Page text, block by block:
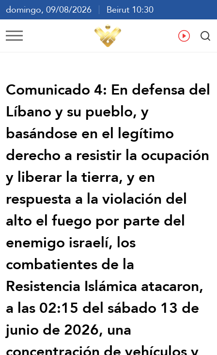
domingo, 09/08/2026
Beirut 10:30
ع En
Comunicado 4: En defensa del
Líbano y su pueblo, y
basándose en el legítimo
derecho a resistir la ocupación
y liberar la tierra, y en
respuesta a la violación del
alto el fuego por parte del
enemigo israelí, los
combatientes de la
Resistencia Islámica atacaron,
a las 02:15 del sábado 13 de
junio de 2026, una